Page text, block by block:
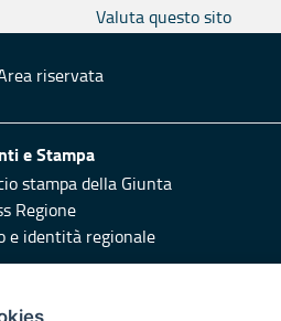
Valuta questo sito
riservata
e Stampa
stampa della Giunta
Regione
e identità regionale